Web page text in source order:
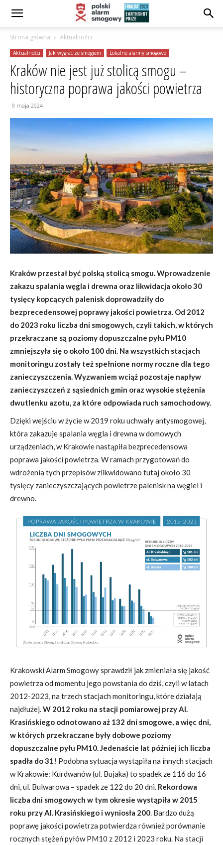
Strona główna Aktualności
Aktualności Jak wygrac ze smogiem Lokalne alarmy smogowe
Kraków nie jest już stolicą smogu –
historyczna poprawa jakości powietrza
9 maja 2024
Kraków przestał być polską stolicą smogu. Wprowadzenie
zakazu spalania węgla i drewna oraz likwidacja około 30
tysięcy kopcących palenisk doprowadziły do
bezprecedensowej poprawy jakości powietrza. Od 2012
do 2023 roku liczba dni smogowych, czyli takich, w których
przekraczane są poziomy dopuszczalne pyłu PM10
zmniejszyła się o około 100 dni. Na wszystkich stacjach
monitoringu zostały też spełnione normy roczne dla tego
zanieczyszczenia. Wyzwaniem wciąż pozostaje napływ
zanieczyszczeń z sąsiednich gmin oraz wysokie stężenia
dwutlenku azotu, za które odpowiada ruch samochodowy.
Dzięki wejściu w życie w 2019 roku uchwały antysmogowej,
która zakazuje spalania węgla i drewna w domowych
urządzeniach, w Krakowie nastąpiła bezprecedensowa
poprawa jakości powietrza. W ramach przygotowań do
wdrożenia tych przepisów zlikwidowano tutaj około 30
tysięcy zanieczyszczających powietrze palenisk na węgiel i
drewno.
Krakowski Alarm Smogowy sprawdził jak zmieniała się jakość
powietrza od momentu jego powstania do dziś, czyli w latach
2012-2023, na trzech stacjach monitoringu, które działają
najdłużej.W 2012 roku na stacji pomiarowej przy Al.
Krasińskiego odnotowano aż 132 dni smogowe, a więc dni,
w których przekraczane były dobowe poziomy
dopuszczalne pyłu PM10.Jedenaście lat później ich liczba
spadła do 31! Podobna sytuacja wystąpiła na innych stacjach
w Krakowie: Kurdwanów (ul. Bujaka) to spadek ze 116 do 16
dni, ul. Bulwarowa – spadek ze 122 do 20 dni. Rekordowa
liczba dni smogowych w tym okresie wystąpiła w 2015
roku przy Al. Krasińskiego i wyniosła 200. Bardzo dużą
poprawę jakości powietrza potwierdza również porównanie
rocznych stężeń pyłów PM10 z 2012 i 2023 roku. Na stacji